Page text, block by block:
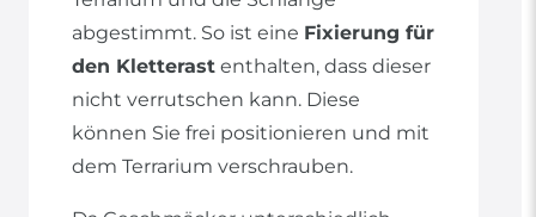
abgestimmt. So ist eine Fixierung für
den Kletterast enthalten, dass dieser
nicht verrutschen kann. Diese
können Sie frei positionieren und mit
dem Terrarium verschrauben.